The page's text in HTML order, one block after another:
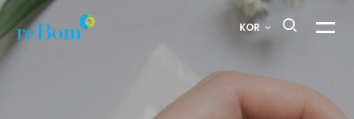
판테리어밤
>
KOR 메뉴